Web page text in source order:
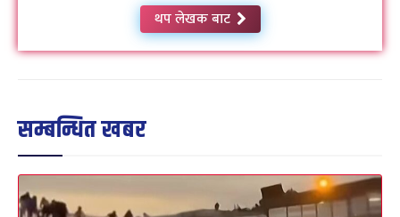
थप लेखक बाट
सम्बन्धित खबर